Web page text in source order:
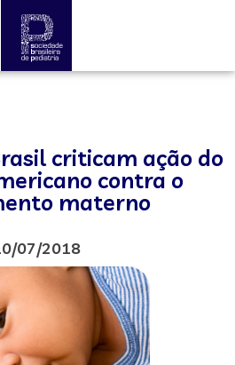
criticam ação do
contra o
materno
07/2018